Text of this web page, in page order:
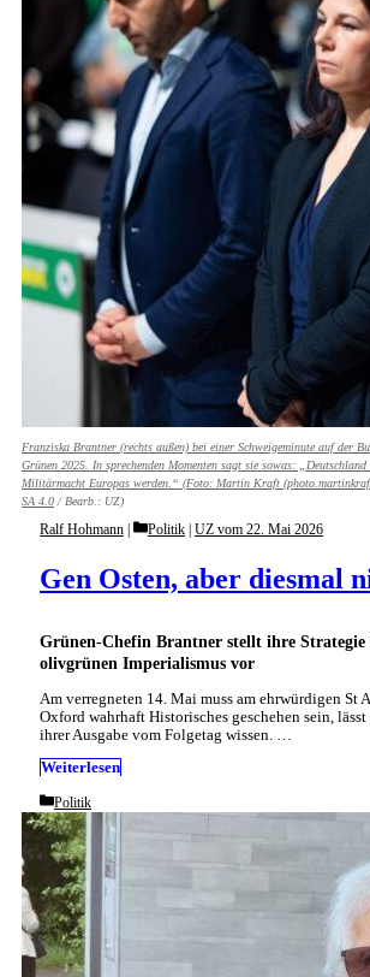
Franziska Brantner (rechts außen) bei einer Schweigeminute auf der
Grünen 2025. In sprechenden Momenten sagt sie sowas:
Militärmacht Europas werden.“ (Foto: Martin Kraft
SA 4.0 / Bearb.: UZ)
Grünen-Chefin Brantner stellt ihre Strategie
olivgrünen Imperialismus vor
Gen Osten, aber diesmal
Ralf Hohmann Categories
Politik UZ vom 22. Mai 2026
Am verregneten 14. Mai muss am ehrwürdigen St
Oxford wahrhaft Historisches geschehen sein,
ihrer Ausgabe vom Folgetag wissen. …
Weiterlesen
Categories
Politik